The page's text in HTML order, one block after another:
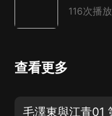
116次播放
查看更多